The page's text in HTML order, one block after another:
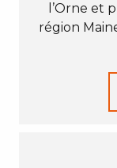
l’Orne et
région